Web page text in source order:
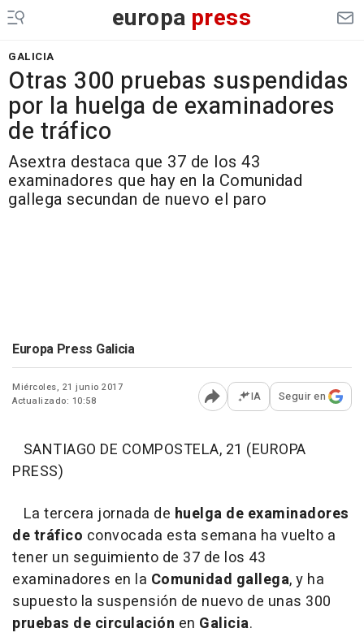
europa press
GALICIA
Otras 300 pruebas suspendidas
por la huelga de examinadores
de tráfico
Asextra destaca que 37 de los 43
examinadores que hay en la Comunidad
gallega secundan de nuevo el paro
Europa Press Galicia
Miércoles, 21 junio 2017
Actualizado: 10:58
Abrir opciones para
IA Seguir en
SANTIAGO DE COMPOSTELA, 21 (EUROPA
PRESS)
La tercera jornada de huelga de examinadores
de tráfico convocada esta semana ha vuelto a
tener un seguimiento de 37 de los 43
examinadores en la Comunidad gallega, y ha
supuesto la suspensión de nuevo de unas 300
pruebas de circulación en Galicia.